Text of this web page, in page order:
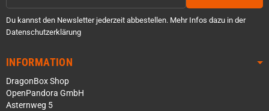
Du kannst den Newsletter jederzeit abbestellen. Mehr Infos dazu in der
Datenschutzerklärung
INFORMATION
DragonBox Shop
OpenPandora GmbH
Asternweg 5